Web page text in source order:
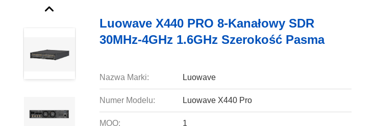
Luowave X440 PRO 8-Kanałowy SDR
30MHz-4GHz 1.6GHz Szerokość Pasma
Nazwa Marki: Luowave
Numer Modelu: Luowave X440 Pro
MOQ: 1